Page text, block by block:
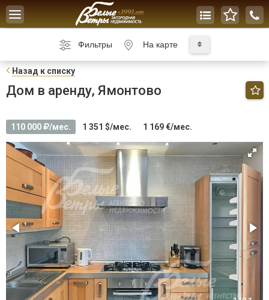
Toggle
navigation
Фильтры На карте
Назад к списку
Дом в аренду, Ямонтово
110 000 /мес. 1 351 $/мес. 1 169 €/мес.